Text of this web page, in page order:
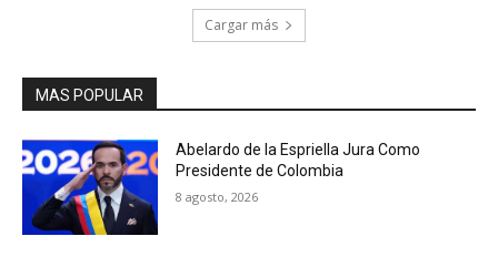
Cargar más
MAS POPULAR
Abelardo de la Espriella Jura Como
Presidente de Colombia
8 agosto, 2026